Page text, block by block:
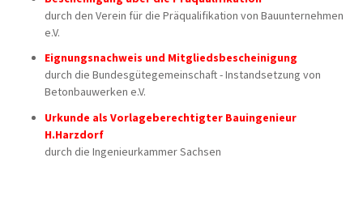
durch den Verein für die Präqualifikation von Bauunternehmen
e.V.
Eignungsnachweis und Mitgliedsbescheinigung
durch die Bundesgütegemeinschaft - Instandsetzung von
Betonbauwerken e.V.
Urkunde als Vorlageberechtigter Bauingenieur
H.Harzdorf
durch die Ingenieurkammer Sachsen